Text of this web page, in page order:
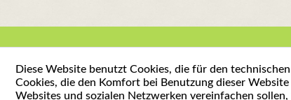
Diese Website benutzt Cookies, die für den
Cookies, die den Komfort bei Benutzung dieser
Websites und sozialen Netzwerken vereinfachen